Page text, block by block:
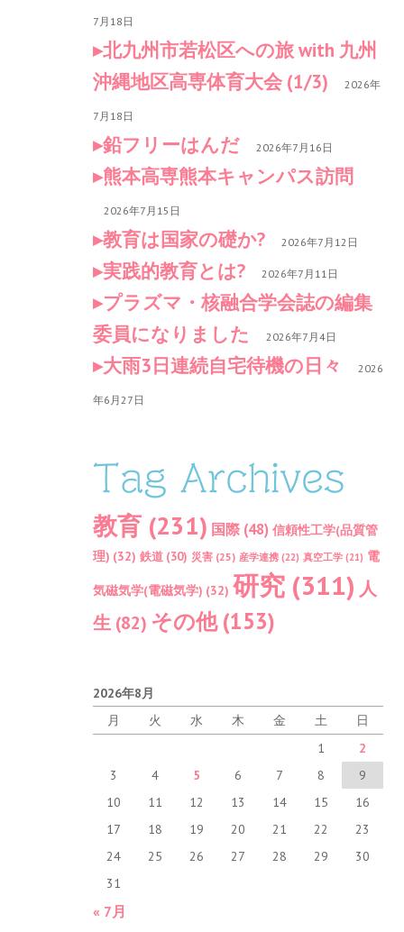
7月18日
北九州市若松区への旅 with 九州
沖縄地区高専体育大会 (1/3)
2026年
7月18日
鉛フリーはんだ 2026年7月16日
熊本高専熊本キャンパス訪問
2026年7月15日
教育は国家の礎か? 2026年7月12日
実践的教育とは? 2026年7月11日
プラズマ・核融合学会誌の編集
委員になりました
2026年7月4日
大雨3日連続自宅待機の日々 2026
年6月27日
Tag Archives
教育 (231) 国際 (48) 信頼性工学(品質管
理) (32) 鉄道 (30) 災害 (25) 産学連携 (22) 真空工学 (21) 電
気磁気学(電磁気学) (32) 研究 (311) 人
生 (82) その他(153)
2026年8月
月
火 水 木 金 土
日
1
2
3
4 5 6 7 8
9
10
11 12 13 14 15
16
17
18 19 20 21 22
23
24
25 26 27 28 29
30
31
« 7月